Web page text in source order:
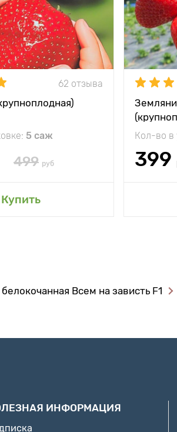
62 отзыва
5 саж
499 руб
Купить
Кол-во в
399
Всем на зависть F1
ИНФОРМАЦИЯ